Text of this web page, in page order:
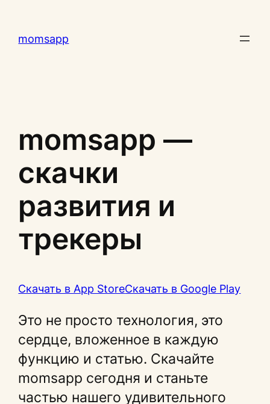
содержимому
momsapp
momsapp —
скачки
развития и
трекеры
Скачать в App StoreСкачать в Google Play
Это не просто технология, это
сердце, вложенное в каждую
функцию и статью. Скачайте
momsapp сегодня и станьте
частью нашего удивительного